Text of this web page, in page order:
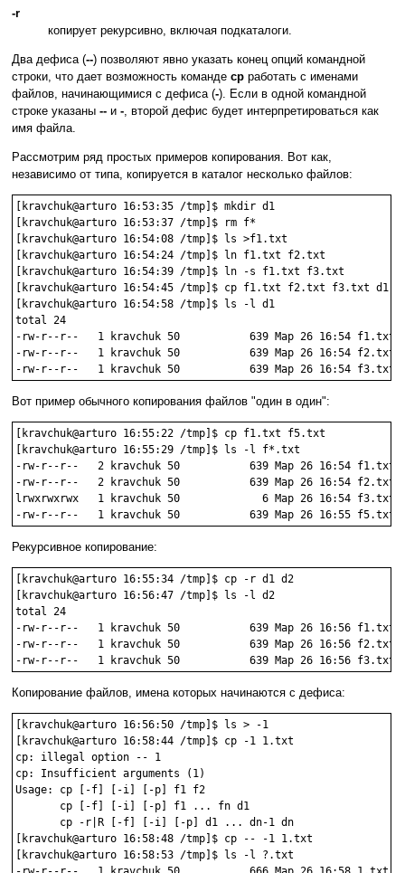
-r
копирует рекурсивно, включая подкаталоги.
Два дефиса (--) позволяют явно указать конец опций командной
строки, что дает возможность команде cp работать с именами
файлов, начинающимися с дефиса (-). Если в одной командной
строке указаны -- и -, второй дефис будет интерпретироваться как
имя файла.
Рассмотрим ряд простых примеров копирования. Вот как,
независимо от типа, копируется в каталог несколько файлов:
[kravchuk@arturo 16:53:35 /tmp]$ mkdir d1
[kravchuk@arturo 16:53:37 /tmp]$ rm f*
[kravchuk@arturo 16:54:08 /tmp]$ ls >f1.txt
[kravchuk@arturo 16:54:24 /tmp]$ ln f1.txt f2.txt
[kravchuk@arturo 16:54:39 /tmp]$ ln -s f1.txt f3.txt
[kravchuk@arturo 16:54:45 /tmp]$ cp f1.txt f2.txt f3.txt d1
[kravchuk@arturo 16:54:58 /tmp]$ ls -l d1
total 24
-rw-r--r--   1 kravchuk 50           639 Мар 26 16:54 f1.txt
-rw-r--r--   1 kravchuk 50           639 Мар 26 16:54 f2.txt
Вот пример обычного копирования файлов "один в один":
[kravchuk@arturo 16:55:22 /tmp]$ cp f1.txt f5.txt
[kravchuk@arturo 16:55:29 /tmp]$ ls -l f*.txt
-rw-r--r--   2 kravchuk 50           639 Мар 26 16:54 f1.txt
-rw-r--r--   2 kravchuk 50           639 Мар 26 16:54 f2.txt
lrwxrwxrwx   1 kravchuk 50             6 Мар 26 16:54 f3.txt
Рекурсивное копирование:
[kravchuk@arturo 16:55:34 /tmp]$ cp -r d1 d2
[kravchuk@arturo 16:56:47 /tmp]$ ls -l d2
total 24
-rw-r--r--   1 kravchuk 50           639 Мар 26 16:56 f1.txt
-rw-r--r--   1 kravchuk 50           639 Мар 26 16:56 f2.txt
Копирование файлов, имена которых начинаются с дефиса:
[kravchuk@arturo 16:56:50 /tmp]$ ls > -1
[kravchuk@arturo 16:58:44 /tmp]$ cp -1 1.txt
cp: illegal option -- 1
cp: Insufficient arguments (1)
Usage: cp [-f] [-i] [-p] f1 f2
       cp [-f] [-i] [-p] f1 ... fn d1
       cp -r|R [-f] [-i] [-p] d1 ... dn-1 dn
[kravchuk@arturo 16:58:48 /tmp]$ cp -- -1 1.txt
[kravchuk@arturo 16:58:53 /tmp]$ ls -l ?.txt